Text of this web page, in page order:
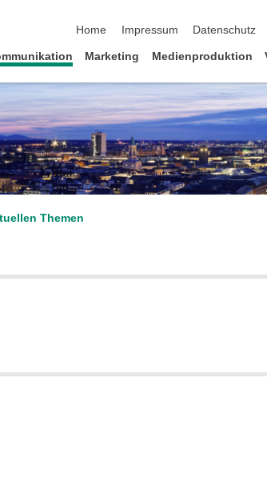
Home
Impressum Datenschutz
Marketing Medienproduktion
Themen